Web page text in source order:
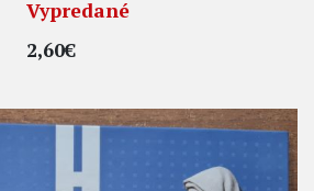
Vypredané
2,60€